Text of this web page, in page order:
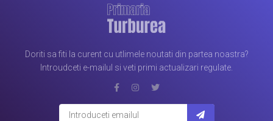
Doriti sa fiti la curent cu utlimele noutati din partea noastra?
Introudceti e-mailul si veti primi actualizari regulate.